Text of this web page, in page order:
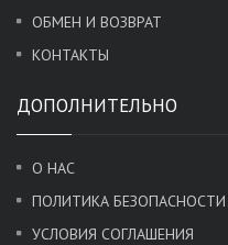
ОБМЕН И ВОЗВРАТ
КОНТАКТЫ
ДОПОЛНИТЕЛЬНО
О НАС
ПОЛИТИКА БЕЗОПАСНОСТИ
УСЛОВИЯ СОГЛАШЕНИЯ